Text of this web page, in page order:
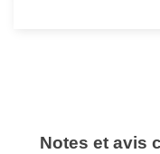
Notes et avis